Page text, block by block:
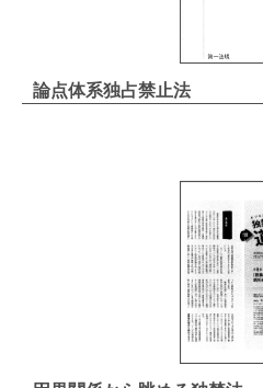
論点体系独占禁止法